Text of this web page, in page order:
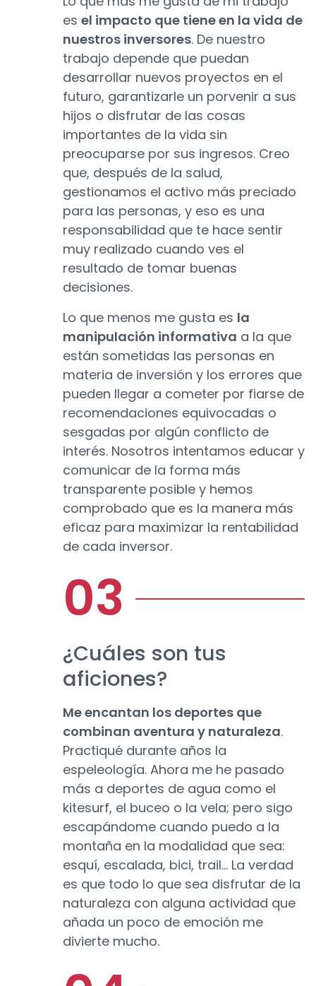
es el impacto que tiene en la vida de
nuestros inversores. De nuestro
trabajo depende que puedan
desarrollar nuevos proyectos en el
futuro, garantizarle un porvenir a sus
hijos o disfrutar de las cosas
importantes de la vida sin
preocuparse por sus ingresos. Creo
que, después de la salud,
gestionamos el activo más preciado
para las personas, y eso es una
responsabilidad que te hace sentir
muy realizado cuando ves el
resultado de tomar buenas
decisiones.
Lo que menos me gusta es la
manipulación informativa a la que
están sometidas las personas en
materia de inversión y los errores que
pueden llegar a cometer por fiarse de
recomendaciones equivocadas o
sesgadas por algún conflicto de
interés. Nosotros intentamos educar y
comunicar de la forma más
transparente posible y hemos
comprobado que es la manera más
eficaz para maximizar la rentabilidad
de cada inversor.
¿Cuáles son tus
aficiones?
Me encantan los deportes que
combinan aventura y naturaleza.
Practiqué durante años la
espeleología. Ahora me he pasado
más a deportes de agua como el
kitesurf, el buceo o la vela; pero sigo
escapándome cuando puedo a la
montaña en la modalidad que sea:
esquí, escalada, bici, trail... La verdad
es que todo lo que sea disfrutar de la
naturaleza con alguna actividad que
añada un poco de emoción me
divierte mucho.